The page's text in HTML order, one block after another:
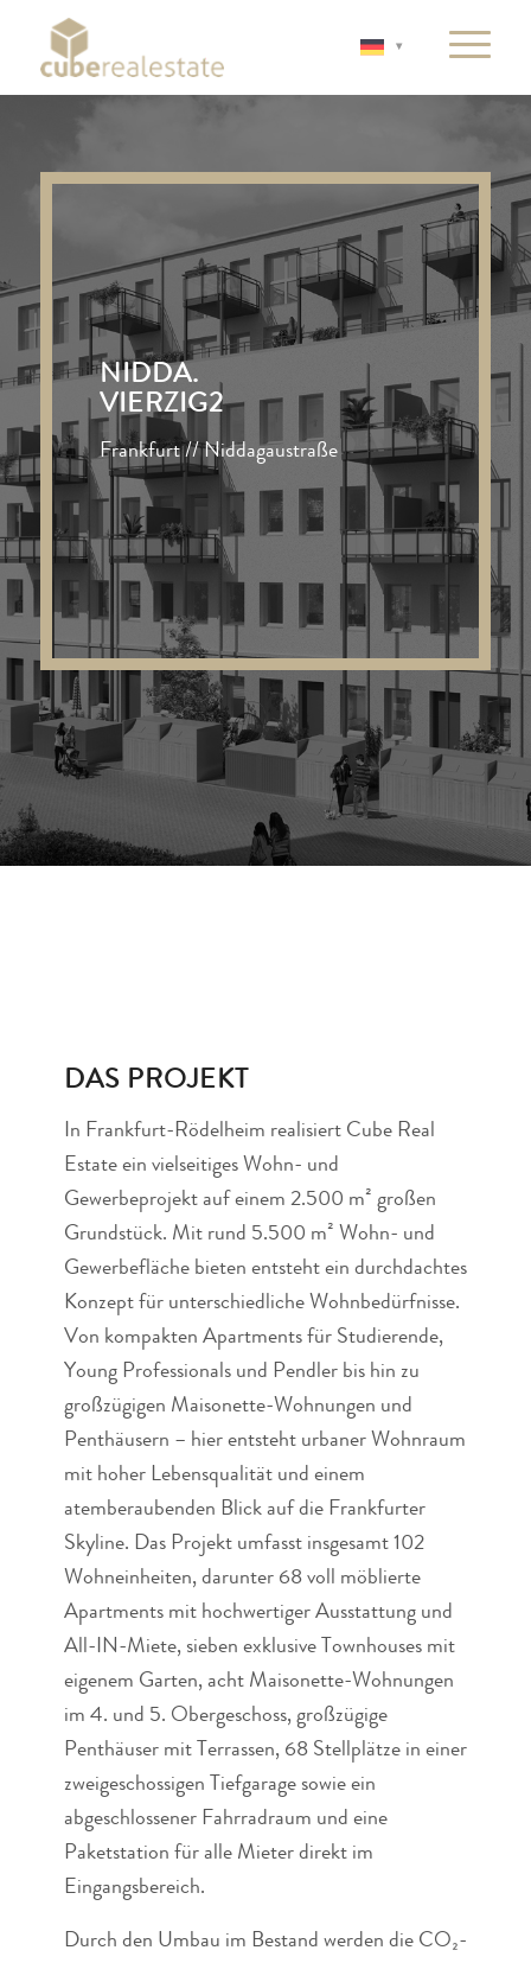
NIDDA.
VIERZIG2
Frankfurt // Niddagaustraße
DAS PROJEKT
In Frankfurt-Rödelheim realisiert Cube Real
Estate ein vielseitiges Wohn- und
Gewerbeprojekt auf einem 2.500 m² großen
Grundstück. Mit rund 5.500 m² Wohn- und
Gewerbefläche bieten entsteht ein durchdachtes
Konzept für unterschiedliche Wohnbedürfnisse.
Von kompakten Apartments für Studierende,
Young Professionals und Pendler bis hin zu
großzügigen Maisonette-Wohnungen und
Penthäusern – hier entsteht urbaner Wohnraum
mit hoher Lebensqualität und einem
atemberaubenden Blick auf die Frankfurter
Skyline. Das Projekt umfasst insgesamt 102
Wohneinheiten, darunter 68 voll möblierte
Apartments mit hochwertiger Ausstattung und
All-IN-Miete, sieben exklusive Townhouses mit
eigenem Garten, acht Maisonette-Wohnungen
im 4. und 5. Obergeschoss, großzügige
Penthäuser mit Terrassen, 68 Stellplätze in einer
zweigeschossigen Tiefgarage sowie ein
abgeschlossener Fahrradraum und eine
Paketstation für alle Mieter direkt im
Eingangsbereich.
Durch den Umbau im Bestand werden die CO₂-